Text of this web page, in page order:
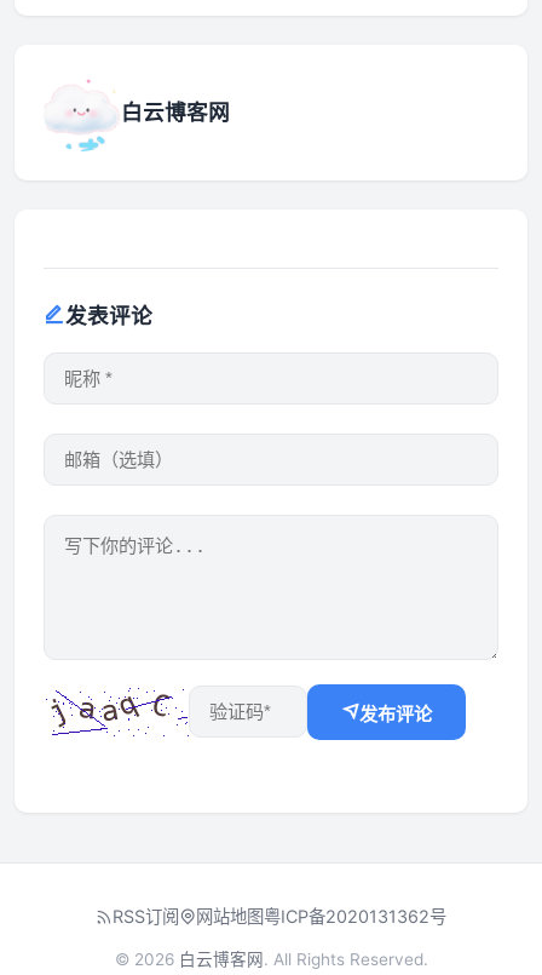
白云博客网
发表评论
发布评论
RSS订阅 网站地图粤ICP备2020131362号
© 2026 白云博客网. All Rights Reserved.